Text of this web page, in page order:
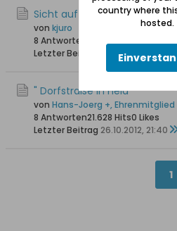
Sicht auf Hela
von kjuro
8 Antworten
Letzter Beitrag
27.10.2012, 00:09
" Dorfstraße in Hela"
von Hans-Joerg +, Ehrenmitglied
8 Antworten21.628 Hits0 Likes
Letzter Beitrag 26.10.2012, 21:40
1
country where
hosted.